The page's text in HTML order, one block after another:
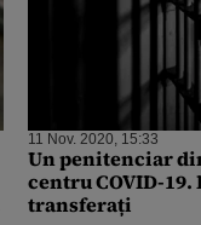
11 Nov. 2020, 15:33
Un penitenciar
centru COVID-
transferați